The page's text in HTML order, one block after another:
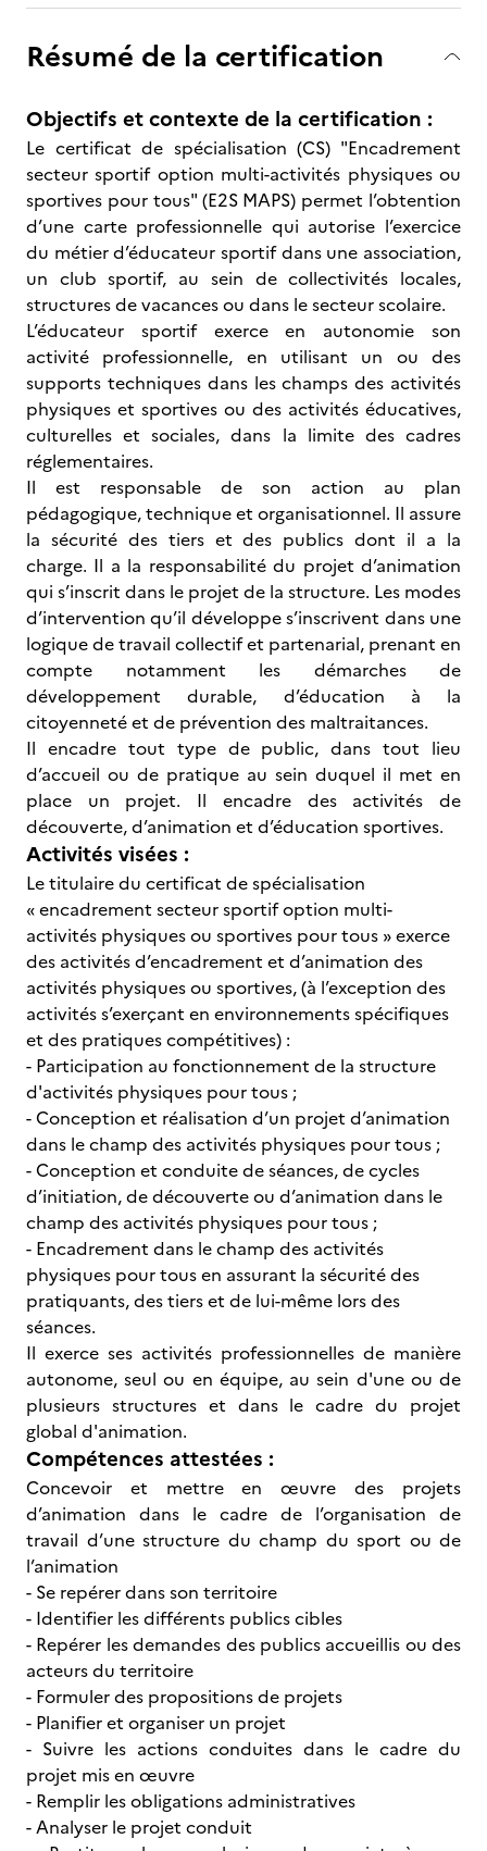
Résumé de la certification
Objectifs et contexte de la certification :
Le certificat de spécialisation (CS) "Encadrement
secteur sportif option multi-activités physiques ou
sportives pour tous" (E2S MAPS) permet l’obtention
d’une carte professionnelle qui autorise l’exercice
du métier d’éducateur sportif dans une association,
un club sportif, au sein de collectivités locales,
structures de vacances ou dans le secteur scolaire.
L’éducateur sportif exerce en autonomie son
activité professionnelle, en utilisant un ou des
supports techniques dans les champs des activités
physiques et sportives ou des activités éducatives,
culturelles et sociales, dans la limite des cadres
réglementaires.
Il est responsable de son action au plan
pédagogique, technique et organisationnel. Il assure
la sécurité des tiers et des publics dont il a la
charge. Il a la responsabilité du projet d’animation
qui s’inscrit dans le projet de la structure. Les modes
d’intervention qu’il développe s’inscrivent dans une
logique de travail collectif et partenarial, prenant en
compte notamment les démarches de
développement durable, d’éducation à la
citoyenneté et de prévention des maltraitances.
Il encadre tout type de public, dans tout lieu
d’accueil ou de pratique au sein duquel il met en
place un projet. Il encadre des activités de
découverte, d’animation et d’éducation sportives.
Activités visées :
Le titulaire du certificat de spécialisation
« encadrement secteur sportif option multi-
activités physiques ou sportives pour tous » exerce
des activités d’encadrement et d’animation des
activités physiques ou sportives, (à l’exception des
activités s’exerçant en environnements spécifiques
et des pratiques compétitives) :
- Participation au fonctionnement de la structure
d'activités physiques pour tous ;
- Conception et réalisation d’un projet d’animation
dans le champ des activités physiques pour tous ;
- Conception et conduite de séances, de cycles
d’initiation, de découverte ou d’animation dans le
champ des activités physiques pour tous ;
- Encadrement dans le champ des activités
physiques pour tous en assurant la sécurité des
pratiquants, des tiers et de lui-même lors des
séances.
Il exerce ses activités professionnelles de manière
autonome, seul ou en équipe, au sein d'une ou de
plusieurs structures et dans le cadre du projet
global d'animation.
Compétences attestées :
Concevoir et mettre en œuvre des projets
d’animation dans le cadre de l’organisation de
travail d’une structure du champ du sport ou de
l’animation
- Se repérer dans son territoire
- Identifier les différents publics cibles
- Repérer les demandes des publics accueillis ou des
acteurs du territoire
- Formuler des propositions de projets
- Planifier et organiser un projet
- Suivre les actions conduites dans le cadre du
projet mis en œuvre
- Remplir les obligations administratives
- Analyser le projet conduit